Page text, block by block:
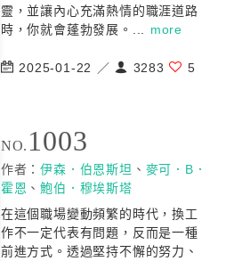
靈，並讓內心充滿熱情的職涯道路
時，你就會蓬勃發展。... more
2025-01-22 ／ 3283 5
NO. 1003
作者：伊森．伯恩斯坦 、 麥可．B．
霍恩 、鮑伯．穆埃斯塔
在這個職場變動頻繁的時代，換工
作不一定代表有問題，反而是一種
前進方式。透過堅持不懈的努力、